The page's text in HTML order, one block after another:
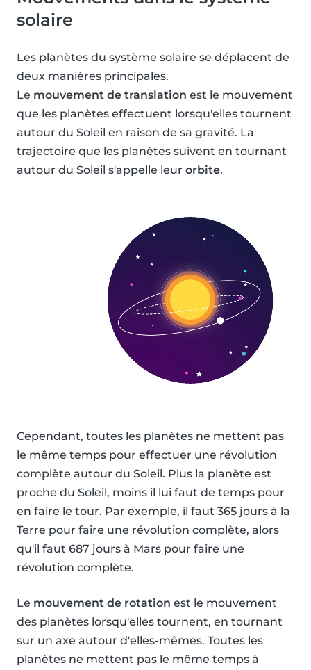
solaire
Les planètes du système solaire se déplacent de
deux manières principales.
Le mouvement de translation est le mouvement
que les planètes effectuent lorsqu'elles tournent
autour du Soleil en raison de sa gravité. La
trajectoire que les planètes suivent en tournant
autour du Soleil s'appelle leur orbite.
Cependant, toutes les planètes ne mettent pas
le même temps pour effectuer une révolution
complète autour du Soleil. Plus la planète est
proche du Soleil, moins il lui faut de temps pour
en faire le tour. Par exemple, il faut 365 jours à la
Terre pour faire une révolution complète, alors
qu'il faut 687 jours à Mars pour faire une
révolution complète.
Le mouvement de rotation est le mouvement
des planètes lorsqu'elles tournent, en tournant
sur un axe autour d'elles-mêmes. Toutes les
planètes ne mettent pas le même temps à